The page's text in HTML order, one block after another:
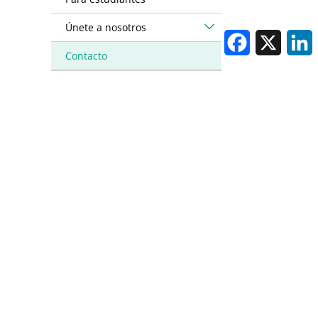
Facebook
Únete a nosotros
Contacto